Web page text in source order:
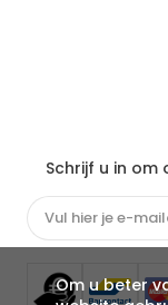
Schrijf u in
Om u beter